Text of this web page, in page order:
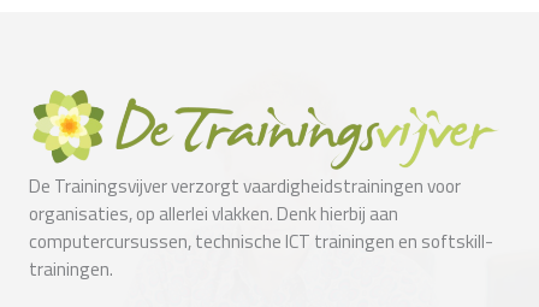
De Trainingsvijver verzorgt vaardigheidstrainingen voor
organisaties, op allerlei vlakken. Denk hierbij aan
computercursussen, technische ICT trainingen en softskill-
trainingen.